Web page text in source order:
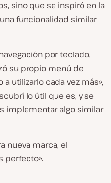
sino que se inspiró en la
funcionalidad similar
por teclado,
su propio menú de
utilizarlo cada vez más»,
lo útil que es, y se
implementar algo similar
nueva marca, el
perfecto».